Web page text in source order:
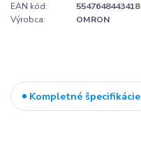
EAN kód:
5547648443418
Výrobca:
OMRON
Kompletné špecifikácie